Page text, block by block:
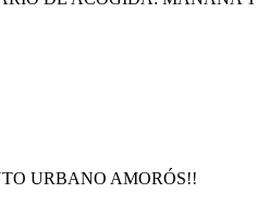
URBANO AMORÓS!!